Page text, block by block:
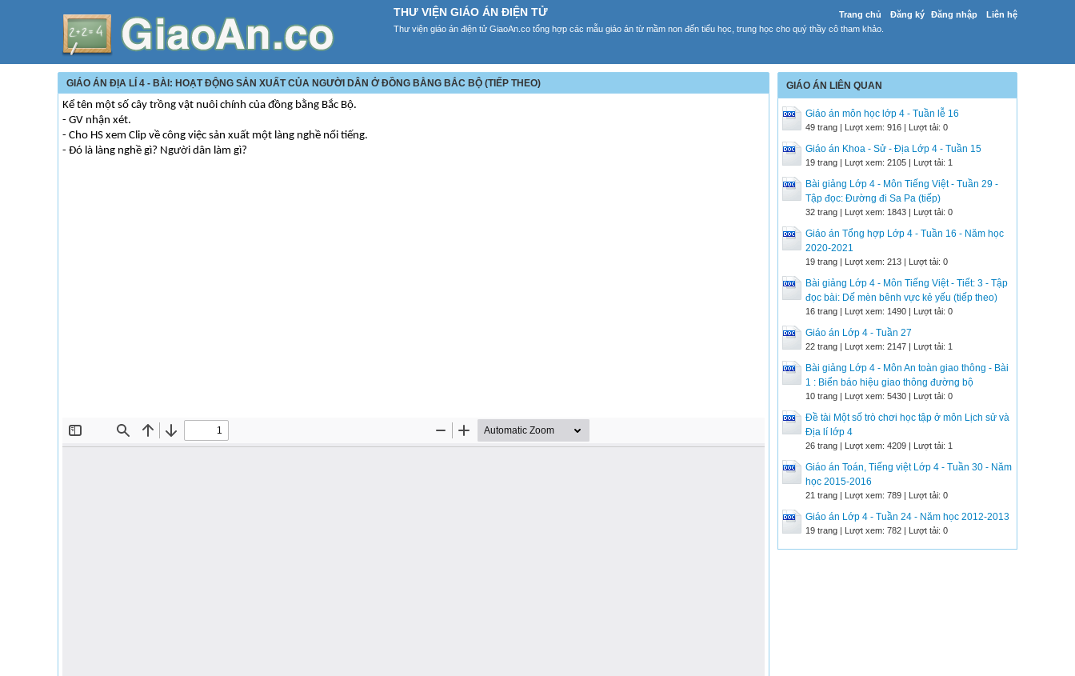
Trang chủ Đăng ký Đăng nhập Liên hệ
THƯ VIỆN GIÁO ÁN ĐIỆN TỬ
Thư viện giáo án điện tử GiaoAn.co tổng hợp các mẫu giáo án từ mầm non đến tiểu học, trung học cho quý thầy cô tham khảo.
GIÁO ÁN ĐỊA LÍ 4 - BÀI: HOẠT ĐỘNG SẢN XUẤT CỦA NGƯỜI DÂN Ở ĐỒNG BẰNG BẮC BỘ (TIẾP THEO)
Kể tên một số cây trồng vật nuôi chính của đồng bằng Bắc Bộ.
- GV nhận xét.
- Cho HS xem Clip về công việc sản xuất một làng nghề nổi tiếng.
- Đó là làng nghề gì? Người dân làm gì?
GIÁO ÁN LIÊN QUAN
Giáo án môn học lớp 4 - Tuần lễ 16
49 trang | Lượt xem: 916 | Lượt tải: 0
Giáo án Khoa - Sử - Địa Lớp 4 - Tuần 15
19 trang | Lượt xem: 2105 | Lượt tải: 1
Bài giảng Lớp 4 - Môn Tiếng Việt - Tuần 29 -
Tập đọc: Đường đi Sa Pa (tiếp)
32 trang | Lượt xem: 1843 | Lượt tải: 0
Giáo án Tổng hợp Lớp 4 - Tuần 16 - Năm học
2020-2021
19 trang | Lượt xem: 213 | Lượt tải: 0
Bài giảng Lớp 4 - Môn Tiếng Việt - Tiết: 3 - Tập
đọc bài: Dế mèn bênh vực kẻ yếu (tiếp theo)
16 trang | Lượt xem: 1490 | Lượt tải: 0
Giáo án Lớp 4 - Tuần 27
22 trang | Lượt xem: 2147 | Lượt tải: 1
Bài giảng Lớp 4 - Môn An toàn giao thông - Bài
1 : Biển báo hiệu giao thông đường bộ
10 trang | Lượt xem: 5430 | Lượt tải: 0
Đề tài Một số trò chơi học tập ở môn Lịch sử và
Địa lí lớp 4
26 trang | Lượt xem: 4209 | Lượt tải: 1
Giáo án Toán, Tiếng việt Lớp 4 - Tuần 30 - Năm
học 2015-2016
21 trang | Lượt xem: 789 | Lượt tải: 0
Giáo án Lớp 4 - Tuần 24 - Năm học 2012-2013
19 trang | Lượt xem: 782 | Lượt tải: 0